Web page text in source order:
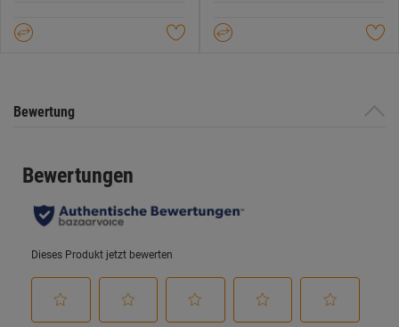
Bewertung